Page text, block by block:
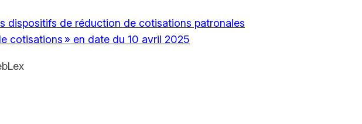
dispositifs de réduction de cotisations patronales
cotisations » en date du 10 avril 2025